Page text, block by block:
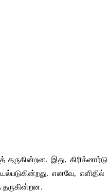
தருகின்றன. இது, கிரிக்னார்டு
. எனவே, எளிதில்
தருகின்றன.